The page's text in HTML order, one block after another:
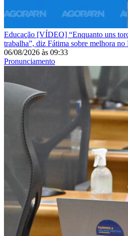
Educação [VÍDEO] “Enquanto uns
trabalha”, diz Fátima sobre melhora no
06/08/2026 às 09:33
Pronunciamento